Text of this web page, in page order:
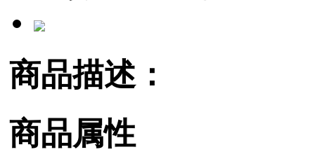
商品描述：
商品属性